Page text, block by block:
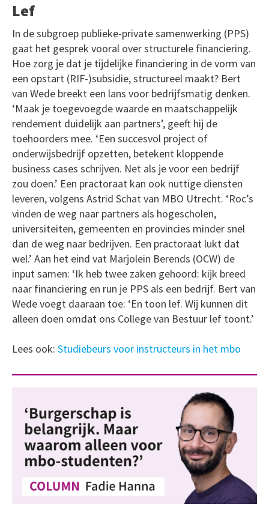
Lef
In de subgroep publieke-private samenwerking (PPS)
gaat het gesprek vooral over structurele financiering.
Hoe zorg je dat je tijdelijke financiering in de vorm van
een opstart (RIF-)subsidie, structureel maakt? Bert
van Wede breekt een lans voor bedrijfsmatig denken.
‘Maak je toegevoegde waarde en maatschappelijk
rendement duidelijk aan partners’, geeft hij de
toehoorders mee. ‘Een succesvol project of
onderwijsbedrijf opzetten, betekent kloppende
business cases schrijven. Net als je voor een bedrijf
zou doen.’ Een practoraat kan ook nuttige diensten
leveren, volgens Astrid Schat van MBO Utrecht. ‘Roc’s
vinden de weg naar partners als hogescholen,
universiteiten, gemeenten en provincies minder snel
dan de weg naar bedrijven. Een practoraat lukt dat
wel.’ Aan het eind vat Marjolein Berends (OCW) de
input samen: ‘Ik heb twee zaken gehoord: kijk breed
naar financiering en run je PPS als een bedrijf. Bert van
Wede voegt daaraan toe: ‘En toon lef. Wij kunnen dit
alleen doen omdat ons College van Bestuur lef toont.’
Lees ook: Studiebeurs voor instructeurs in het mbo